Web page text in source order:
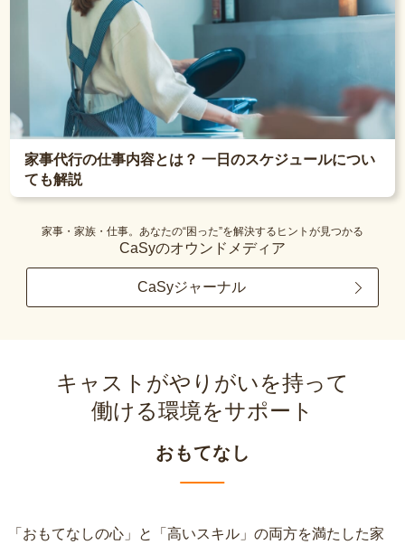
家事代行の仕事内容とは？ 一日のスケジュールについ
ても解説
家事・家族・仕事。あなたの“困った”を解決するヒントが見つかる
CaSyのオウンドメディア
CaSyジャーナル
キャストがやりがいを持って
働ける環境をサポート
おもてなし
「おもてなしの心」と「高いスキル」の両方を満たした家